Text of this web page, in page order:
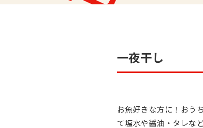
一夜干し
お魚好きな方に！おう
て塩水や醤油・タレな